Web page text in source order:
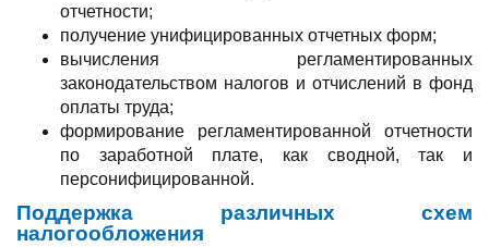
отчетности;
получение унифицированных отчетных форм;
вычисления регламентированных
законодательством налогов и отчислений в фонд
оплаты труда;
формирование регламентированной отчетности
по заработной плате, как сводной, так и
персонифицированной.
Поддержка различных схем
налогообложения